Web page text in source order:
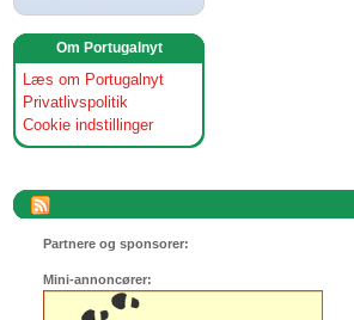
Om Portugalnyt
Læs om Portugalnyt
Privatlivspolitik
Cookie indstillinger
Partnere og sponsorer:
Mini-annoncører: